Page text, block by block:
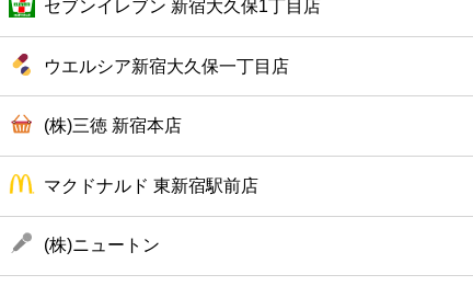
公共
病院
ホテル
セブンイレブン 新宿大久保1丁目店
ウエルシア新宿大久保一丁目店
(株)三徳 新宿本店
マクドナルド 東新宿駅前店
(株)ニュートン